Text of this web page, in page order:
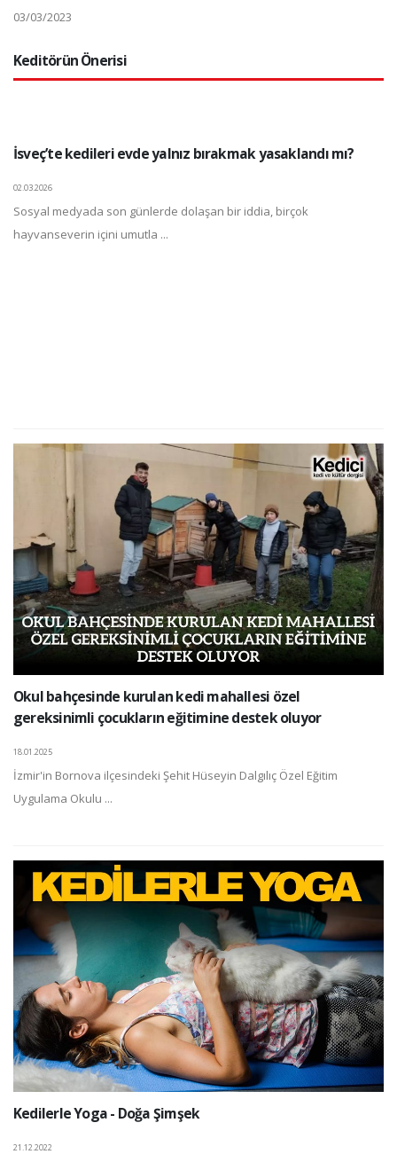
03/03/2023
Keditörün Önerisi
İsveç’te kedileri evde yalnız bırakmak yasaklandı mı?
02.03.2026
Sosyal medyada son günlerde dolaşan bir iddia, birçok
hayvanseverin içini umutla ...
Okul bahçesinde kurulan kedi mahallesi özel
gereksinimli çocukların eğitimine destek oluyor
18.01.2025
İzmir'in Bornova ilçesindeki Şehit Hüseyin Dalgılıç Özel Eğitim
Uygulama Okulu ...
Kedilerle Yoga - Doğa Şimşek
21.12.2022